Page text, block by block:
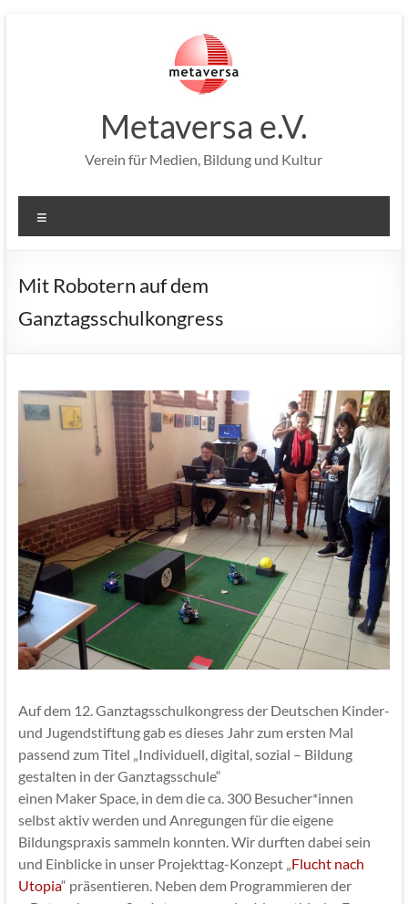
Metaversa e.V.
Verein für Medien, Bildung und Kultur
Mit Robotern auf dem
Ganztagsschulkongress
Auf dem 12. Ganztagsschulkongress der Deutschen Kinder-
und Jugendstiftung gab es dieses Jahr zum ersten Mal
passend zum Titel „Individuell, digital, sozial – Bildung
gestalten in der Ganztagsschule“
einen Maker Space, in dem die ca. 300 Besucher*innen
selbst aktiv werden und Anregungen für die eigene
Bildungspraxis sammeln konnten. Wir durften dabei sein
und Einblicke in unser Projekttag-Konzept „Flucht nach
Utopia“ präsentieren. Neben dem Programmieren der